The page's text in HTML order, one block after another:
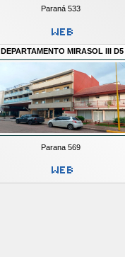
Paraná 533
DEPARTAMENTO MIRASOL III D5
Parana 569